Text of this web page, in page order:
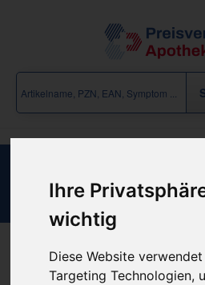
Ihre
wichtig
Diese Website
Targeting Technologien,
Agaricus
Produkt